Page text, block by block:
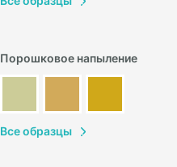
Порошковое напыление
Все образцы